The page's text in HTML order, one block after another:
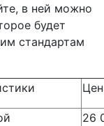
в ней можно
будет
стандартам
26